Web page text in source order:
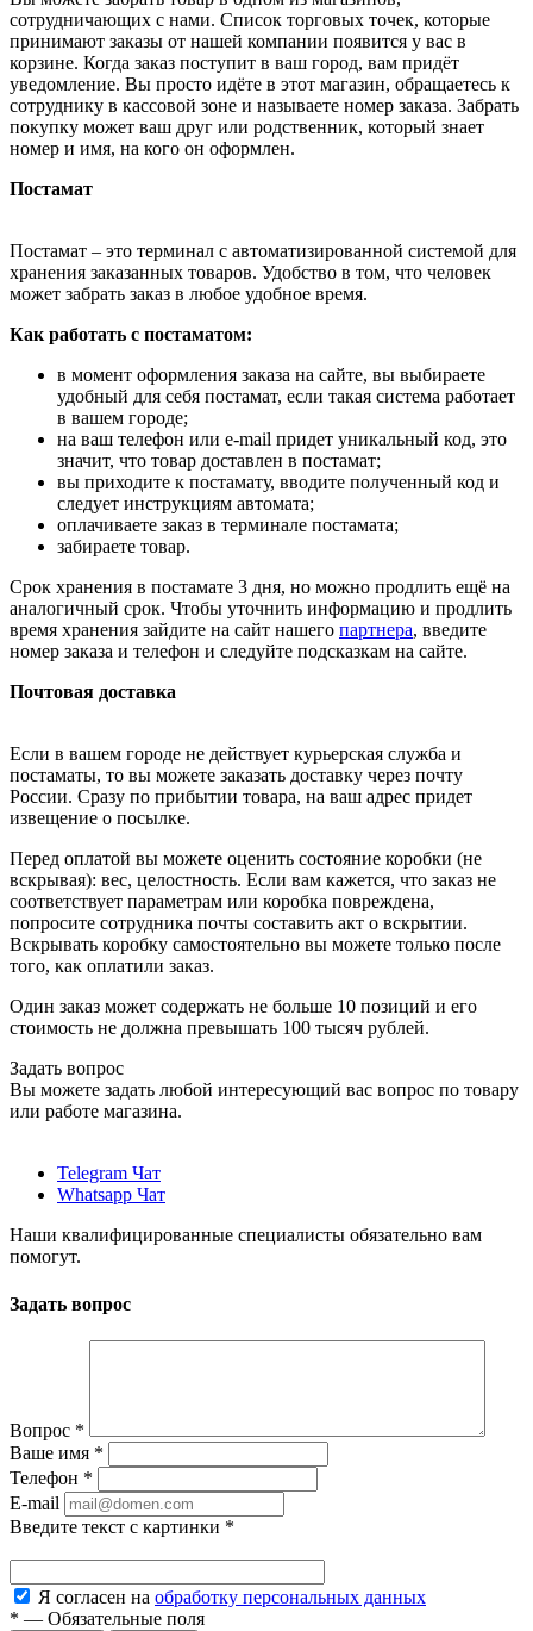
сотрудничающих с нами. Список торговых точек, которые
принимают заказы от нашей компании появится у вас в
корзине. Когда заказ поступит в ваш город, вам придёт
уведомление. Вы просто идёте в этот магазин, обращаетесь к
сотруднику в кассовой зоне и называете номер заказа. Забрать
покупку может ваш друг или родственник, который знает
номер и имя, на кого он оформлен.
Постамат
Постамат – это терминал с автоматизированной системой для
хранения заказанных товаров. Удобство в том, что человек
может забрать заказ в любое удобное время.
Как работать с постаматом:
в момент оформления заказа на сайте, вы выбираете
удобный для себя постамат, если такая система работает
в вашем городе;
на ваш телефон или e-mail придет уникальный код, это
значит, что товар доставлен в постамат;
вы приходите к постамату, вводите полученный код и
следует инструкциям автомата;
оплачиваете заказ в терминале постамата;
забираете товар.
Срок хранения в постамате 3 дня, но можно продлить ещё на
аналогичный срок. Чтобы уточнить информацию и продлить
время хранения зайдите на сайт нашего партнера, введите
номер заказа и телефон и следуйте подсказкам на сайте.
Почтовая доставка
Если в вашем городе не действует курьерская служба и
постаматы, то вы можете заказать доставку через почту
России. Сразу по прибытии товара, на ваш адрес придет
извещение о посылке.
Перед оплатой вы можете оценить состояние коробки (не
вскрывая): вес, целостность. Если вам кажется, что заказ не
соответствует параметрам или коробка повреждена,
попросите сотрудника почты составить акт о вскрытии.
Вскрывать коробку самостоятельно вы можете только после
того, как оплатили заказ.
Один заказ может содержать не больше 10 позиций и его
стоимость не должна превышать 100 тысяч рублей.
Задать вопрос
Вы можете задать любой интересующий вас вопрос по товару
или работе магазина.
Telegram Чат
Whatsapp Чат
Наши квалифицированные специалисты обязательно вам
помогут.
Задать вопрос
Вопрос *
Ваше имя *
Телефон *
E-mail
Введите текст с картинки *
Я согласен на обработку персональных данных
* — Обязательные поля